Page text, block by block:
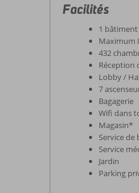
Facilités
1 bâtiment
Maximum
432
Réception
Lobby /
7
Bagagerie
Wifi dans
Magasin*
Service de
Service
Jardin
Parking